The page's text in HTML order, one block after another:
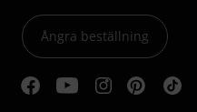
Ångra beställning